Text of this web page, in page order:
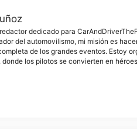
dedicado para
del automovilismo, mi misión es
de los grandes eventos. Estoy
los pilotos se convierten en